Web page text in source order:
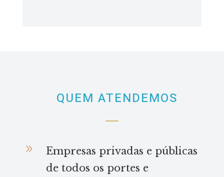
QUEM ATENDEMOS
9
Empresas privadas e públicas
de todos os portes e